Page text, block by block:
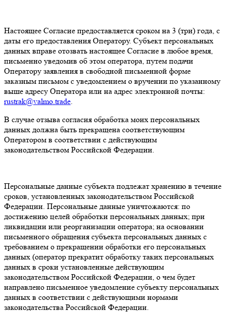
Настоящее Согласие предоставляется сроком на 3 (три) года, с
даты его предоставления Оператору. Субъект персональных
данных вправе отозвать настоящее Согласие в любое время,
письменно уведомив об этом оператора, путем подачи
Оператору заявления в свободной письменной форме
заказным письмом с уведомлением о вручении по указанному
выше адресу Оператора или на адрес электронной почты:
rustrak@valmo.trade.
В случае отзыва согласия обработка моих персональных
данных должна быть прекращена соответствующим
Оператором в соответствии с действующим
законодательством Российской Федерации.
Персональные данные субъекта подлежат хранению в течение
сроков, установленных законодательством Российской
Федерации. Персональные данные уничтожаются: по
достижению целей обработки персональных данных; при
ликвидации или реорганизации оператора; на основании
письменного обращения субъекта персональных данных с
требованием о прекращении обработки его персональных
данных (оператор прекратит обработку таких персональных
данных в сроки установленные действующим
законодательством Российской Федерации, о чем будет
направлено письменное уведомление субъекту персональных
данных в соответствии с действующими нормами
законодательства Российской Федерации.